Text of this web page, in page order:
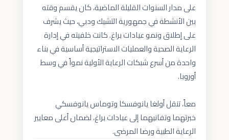
على مدار السنوات القليلة الماضية، كان يقسم وقته
بين الأنشطة في جمهورية التشيك ودبي، حيث يشرف
على إطلاق ونمو عيادات براغ. كانت خلفيته في إدارة
الرعاية الصحية والعمليات الاستراتيجية أساسية في بناء
واحدة من أسرع شبكات الرعاية الأولية نمواً في وسط
معاً، تنقل أولغا يانوفسكا وتوماس يانوفسكي
خبرتهما وتفانيهما إلى عيادات براغ، لضمان أعلى معايير
الرعاية الطبية ورضا المرضى.